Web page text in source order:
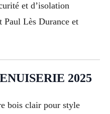
et d’isolation
Lès Durance et
2025
bois clair pour style